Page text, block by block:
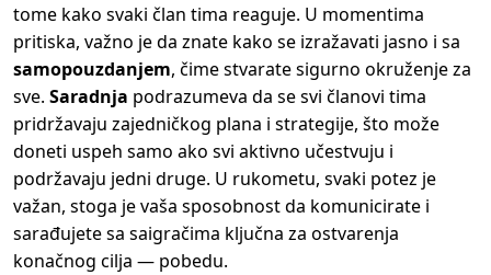
tome kako svaki član tima reaguje. U momentima
pritiska, važno je da znate kako se izražavati jasno i sa
samopouzdanjem, čime stvarate sigurno okruženje za
sve. Saradnja podrazumeva da se svi članovi tima
pridržavaju zajedničkog plana i strategije, što može
doneti uspeh samo ako svi aktivno učestvuju i
podržavaju jedni druge. U rukometu, svaki potez je
važan, stoga je vaša sposobnost da komunicirate i
sarađujete sa saigračima ključna za ostvarenja
konačnog cilja — pobedu.